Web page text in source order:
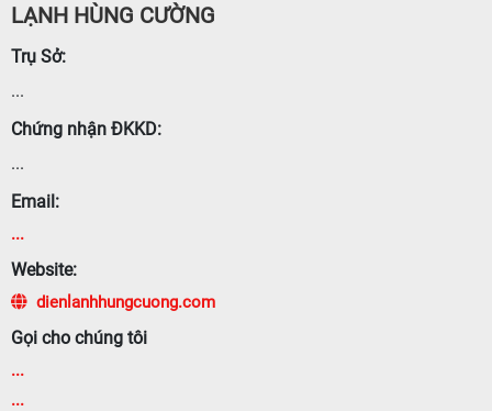
LẠNH HÙNG CƯỜNG
Trụ Sở:
...
Chứng nhận ĐKKD:
...
Email:
...
Website:
dienlanhhungcuong.com
Gọi cho chúng tôi
...
...